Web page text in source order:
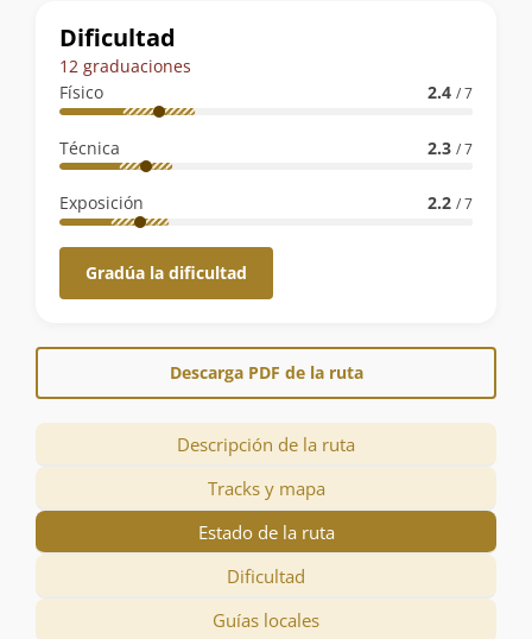
ruta
Dificultad
12 graduaciones
Físico
2.4 / 7
Técnica 2.3 / 7
Exposición 2.2 / 7
Gradúa la dificultad
Descarga PDF de la ruta
Descripción de la ruta
Tracks y mapa
Estado de la ruta
Dificultad
Guías locales